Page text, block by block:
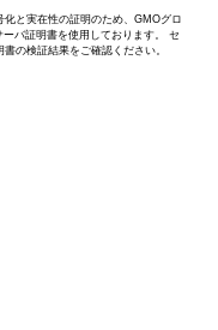
化と実在性の証明のため、GMOグロ
バ証明書を使用しております。 セ
の検証結果をご確認ください。